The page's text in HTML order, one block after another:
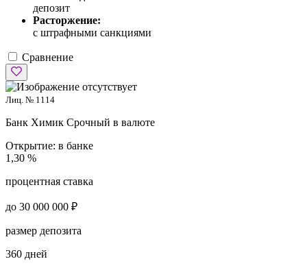
депозит
Расторжение:
с штрафными санкциями
Сравнение
Лиц. № 1114
Банк Химик Срочный в валюте
Открытие: в банке
1,30 %
процентная ставка
до 30 000 000 ₽
размер депозита
360 дней